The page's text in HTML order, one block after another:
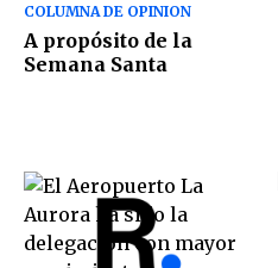
COLUMNA DE OPINION
A propósito de la
Semana Santa